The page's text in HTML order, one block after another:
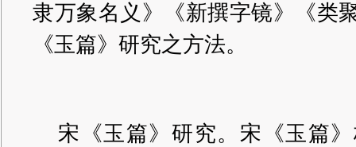
隶万象名义》《新撰字镜》《类
《玉篇》研究之方法。
宋《玉篇》研究。宋《玉篇